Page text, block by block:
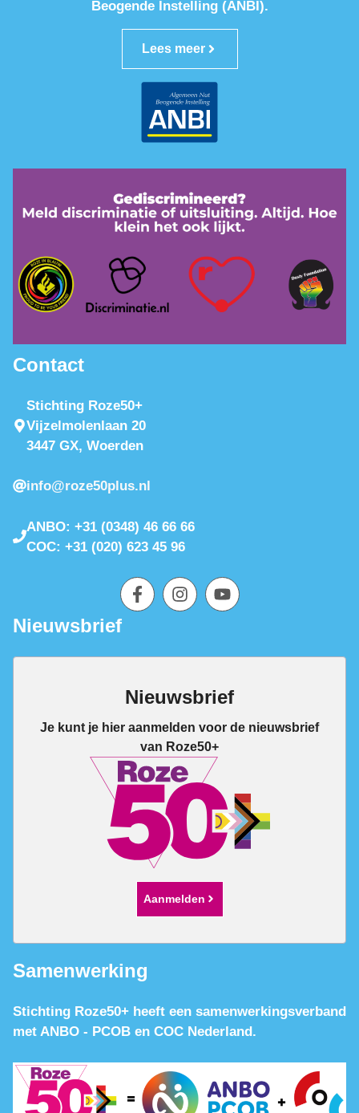
Beogende Instelling (ANBI).
Lees meer
Contact
Stichting Roze50+
Vijzelmolenlaan 20
3447 GX, Woerden
info@roze50plus.nl
ANBO: +31 (0348) 46 66 66
COC: +31 (020) 623 45 96
Nieuwsbrief
Nieuwsbrief
Je kunt je hier aanmelden voor de nieuwsbrief
van Roze50+
Aanmelden
Samenwerking
Stichting Roze50+ heeft een samenwerkingsverband
met ANBO - PCOB en COC Nederland.